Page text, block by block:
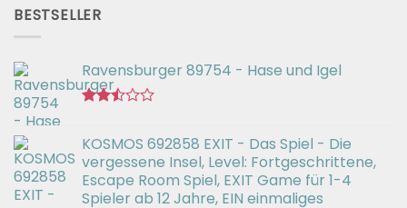
von 5
BESTSELLER
Ravensburger 89754 - Hase und Igel
2.47
von 5
KOSMOS 692858 EXIT - Das Spiel - Die
vergessene Insel, Level: Fortgeschrittene,
Escape Room Spiel, EXIT Game für 1-4
Spieler ab 12 Jahre, EIN einmaliges